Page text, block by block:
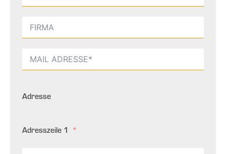
Adresse
Adresszeile 1